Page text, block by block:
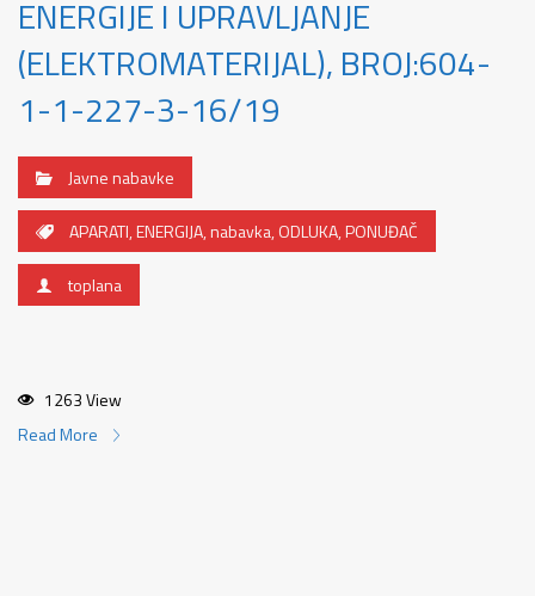
ENERGIJE I UPRAVLJANJE
(ELEKTROMATERIJAL), BROJ:604-
1-1-227-3-16/19
Javne nabavke
APARATI,ENERGIJA,nabavka,ODLUKA,PONUĐAČ
toplana
1263 View
Read More